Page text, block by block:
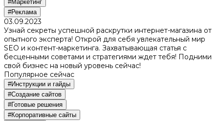
#Маркетинг
#Реклама
03.09.2023
Узнай секреты успешной раскрутки интернет-магазина от
опытного эксперта! Открой для себя увлекательный мир
SEO и контент-маркетинга. Захватывающая статья с
бесценными советами и стратегиями ждет тебя! Подними
свой бизнес на новый уровень сейчас!
Популярное сейчас
#Инструкции и гайды
#Создание сайтов
#Готовые решения
#Корпоративные сайты